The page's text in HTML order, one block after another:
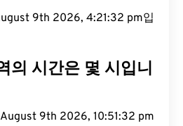
9th 2026, 4:21:33 pm입
의 시간은 몇 시입니
9th 2026, 10:51:33 pm